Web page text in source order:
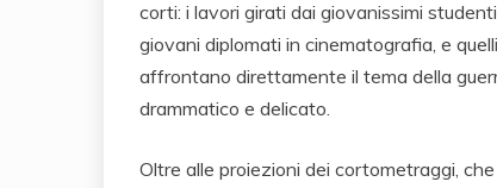
corti: i lavori girati dai giovanissimi
giovani diplomati in cinematografia, e
affrontano direttamente il tema della
drammatico e delicato.
Oltre alle proiezioni dei cortometraggi,